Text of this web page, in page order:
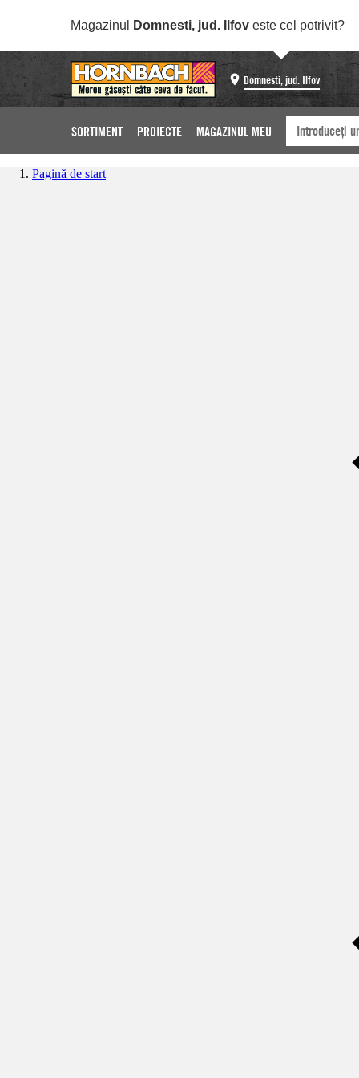
Magazinul Domnesti, jud. Ilfov este cel potrivit?
Domnesti, jud. Ilfov
SORTIMENT PROIECTE MAGAZINUL MEU
Pagină de start